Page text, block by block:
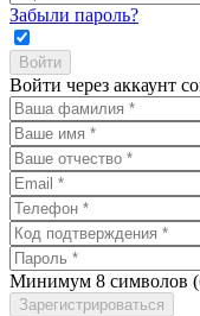
Забыли пароль?
Войти через аккаунт
Минимум 8 символов